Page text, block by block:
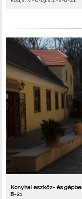
Konyhai eszköz- és
8-21